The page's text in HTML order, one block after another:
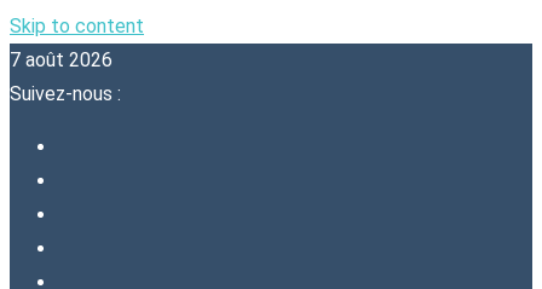
Skip to content
7 août 2026
Suivez-nous :